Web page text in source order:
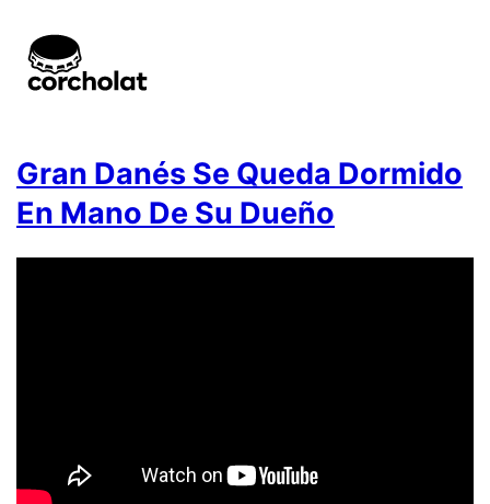
Gran Danés Se Queda Dormido
En Mano De Su Dueño